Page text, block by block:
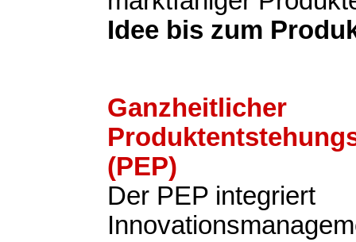
Idee bis zum
Ganzheitlicher
(PEP)
Der PEP integriert